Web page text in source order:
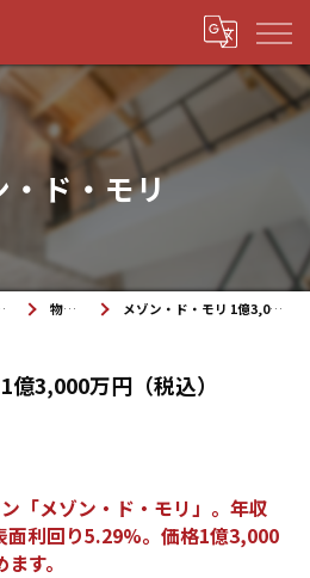
・ド・モリ
エム不動産 物件紹介 メゾン・ド・モリ 1億3,000万円（税込）
3,000万円（税込）
「メゾン・ド・モリ」。年収
面利回り5.29%。価格1億3,000
す。